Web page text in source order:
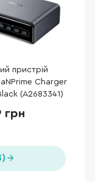
пристрій
Charger
(A2683341)
грн